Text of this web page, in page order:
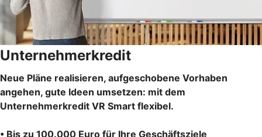
Unternehmerkredit
Neue Pläne realisieren, aufgeschobene Vorhaben
angehen, gute Ideen umsetzen: mit dem
Unternehmerkredit VR Smart flexibel.
• Bis zu 100.000 Euro für Ihre Geschäftsziele